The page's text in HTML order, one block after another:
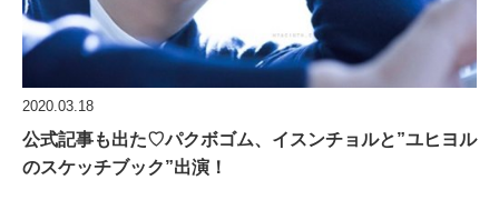
2020.03.18
公式記事も出た♡パクボゴム、イスンチョルと”ユヒヨル
のスケッチブック”出演！